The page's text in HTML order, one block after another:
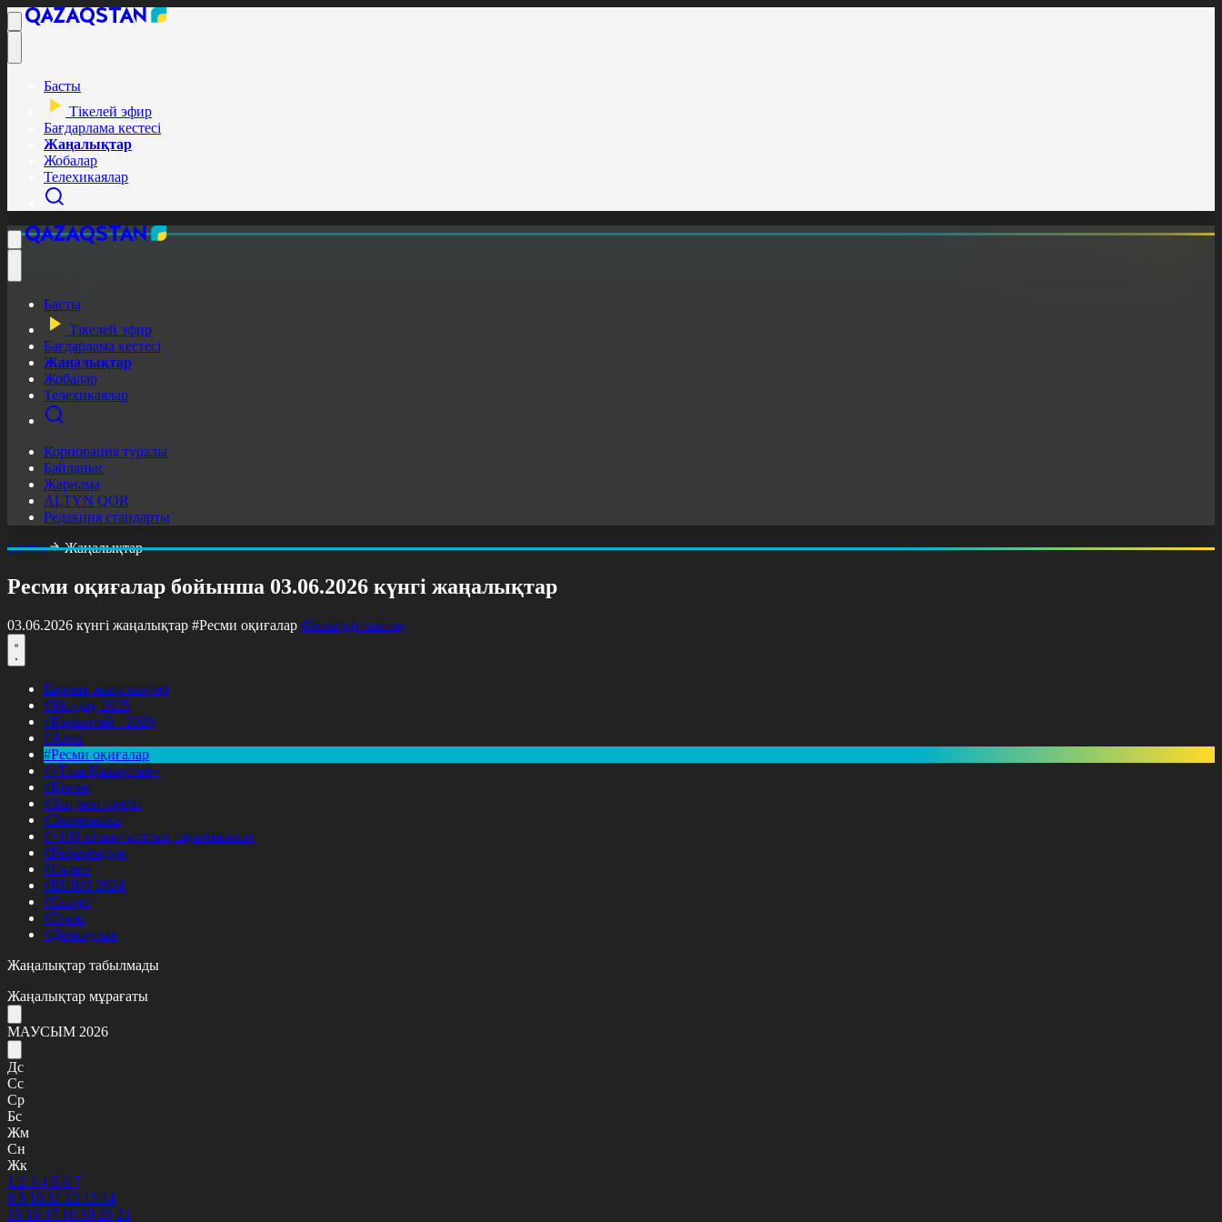
Басты
Тікелей эфир
Бағдарлама кестесі
Жаңалықтар
Жобалар
Телехикаялар
Басты
Тікелей эфир
Бағдарлама кестесі
Жаңалықтар
Жобалар
Телехикаялар
Корпорация туралы
Байланыс
Жарнама
ALTYN QOR
Редакция стандарты
Басты
Жаңалықтар
Ресми оқиғалар бойынша 03.06.2026 күнгі жаңалықтар
03.06.2026 күнгі жаңалықтар #Ресми оқиғалар Фильтрді тазалау
Барлық жаңалықтар
#Жолдау 2025
#Құрылтай - 2026
#Апта
#Ресми оқиғалар
#«Таза Қазақстан»
#Қоғам
#Заң мен тәртіп
#Экономика
#«100 кітап» ұлттық сауалнамасы
#Референдум
#Оқиға
#EURO 2024
#Спорт
#Әлем
#Денсаулық
Жаңалықтар табылмады
Жаңалықтар мұрағаты
МАУСЫМ 2026
Дс
Сс
Ср
Бс
Жм
Сн
Жк
1 2 3 4 5 6 7
8 9 10 11 12 13 14
15 16 17 18 19 20 21